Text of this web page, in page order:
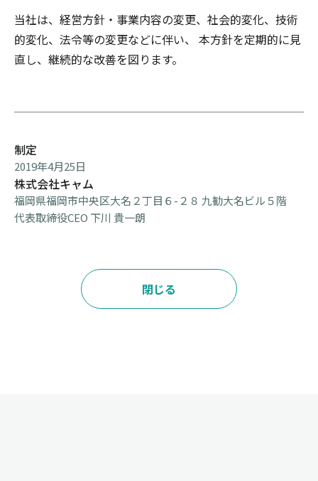
当社は、経営方針・事業内容の変更、社会的変化、技術
的変化、法令等の変更などに伴い、 本方針を定期的に見
直し、継続的な改善を図ります。
制定
2019年4月25日
株式会社キャム
福岡県福岡市中央区大名２丁目６-２８ 九勧大名ビル５階
代表取締役CEO 下川 貴一朗
閉じる